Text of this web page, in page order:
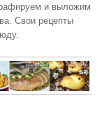
и выложим
Свои рецепты